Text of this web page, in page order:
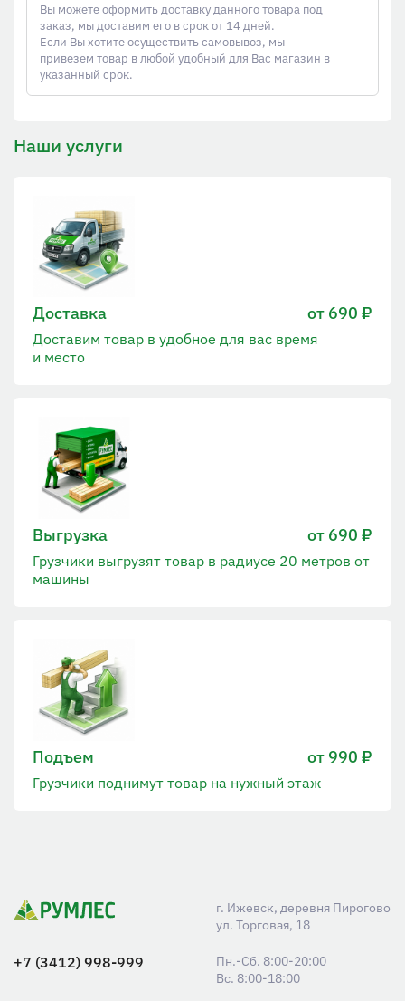
Вы можете оформить доставку данного товара под
заказ, мы доставим его в срок от 14 дней.
Если Вы хотите осуществить самовывоз, мы
привезем товар в любой удобный для Вас магазин в
указанный срок.
Наши услуги
Доставка от 690 ₽
Доставим товар в удобное для вас время
и место
Выгрузка от 690 ₽
Грузчики выгрузят товар в радиусе 20 метров от
машины
Подъем от 990 ₽
Грузчики поднимут товар на нужный этаж
г. Ижевск, деревня Пирогово
ул. Торговая, 18
+7 (3412) 998-999
Пн.-Сб. 8:00-20:00
Вс. 8:00-18:00